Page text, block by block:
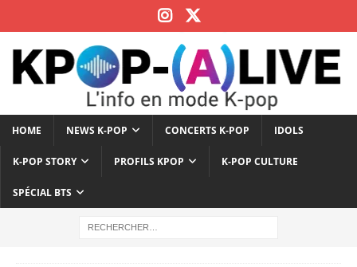
HOME NEWS K-POP CONCERTS K-POP IDOLS
K-POP STORY PROFILS KPOP K-POP CULTURE
SPÉCIAL BTS